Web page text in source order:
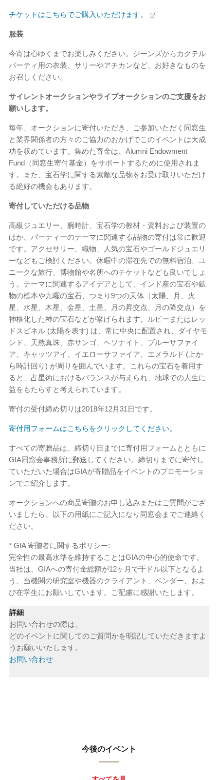
チケットはこちらでご購入いただけます。
服装
今宵は心ゆくまでお楽しみください。ジーンズからカクテル
パーティ用の衣装、サリーやアチカンなど、お好きなものを
お召しください。
サイレントオークションやライブオークションのご支援をお
願いします。
毎年、オークションに寄付いただき、ご参加いただく同窓生
と業界関係者の方々のご協力のおかげでこのイベントは大成
功を収めています。集めた寄金は、Alumni Endowment
Fund（同窓生寄付基金）をサポートするために使用されま
す。また、宝石学に関する素敵な品物をお受け取りいただけ
る絶好の機会もあります。
寄付していただける品物
高級ジュエリー、腕時計、宝石学の教材・資料および装置の
ほか、パーティーのテーマに関連する品物の寄付は常に歓迎
です。アクセサリー、織物、人気の宝石やゴールドジュエリ
ーなどもご検討ください。休暇中の滞在先での無料宿泊、ユ
ニークな旅行、博物館や名所へのチケットなども良いでしょ
う。テーマに関連するアイデアとして、インド産の宝石や鉱
物の標本や九曜の宝石、つまり9つの天体（太陽、月、火
星、水星、木星、金星、土星、月の昇交点、月の降交点）を
神格化した神の宝石などが挙げられます。ルビーまたはレッ
ドスピネル (太陽を表す) は、常に中央に配置され、ダイヤモ
ンド、天然真珠、赤サンゴ、ヘソナイト、ブルーサファイ
ア、キャッツアイ、イエローサファイア、エメラルド (上か
ら時計回り) が周りを囲んでいます。これらの宝石を着用す
ると、占星術におけるバランスが与えられ、地球での人生に
益をもたらすと考えられています。
寄付の受付締め切りは2018年12月31日です。
寄付用フォームはこちらをクリックしてください。
すべての寄贈品は、締切り日までに寄付用フォームとともに
GIA同窓会事務所に郵送してください。締切りまでに寄付し
ていただいた場合はGIAが寄贈品をイベントのプロモーショ
ンでご紹介します。
オークションへの商品寄贈のお申し込みまたはご質問がござ
いましたら、以下の用紙にご記入になり同窓会までご連絡く
ださい。
* GIA 寄贈者に関するポリシー:
完全性の最高水準を維持することはGIAの中心的使命です。
当社は、GIAへの寄付金総額が12ヶ月で千ドル以下となるよ
う、当機関の研究室や機器のクライアント、ベンダー、およ
び在学生にお願いしています。ご配慮に感謝いたします。
詳細
お問い合わせの際は、
どのイベントに関してのご質問かを明記していただきますよ
うお願いいたします。
お問い合わせ
今後のイベント